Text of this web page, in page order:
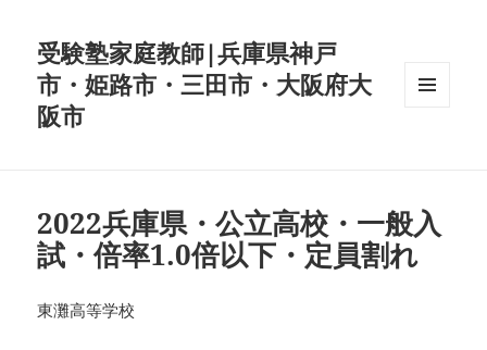
受験塾家庭教師|兵庫県神戸
市・姫路市・三田市・大阪府大
阪市
2022兵庫県・公立高校・一般入
試・倍率1.0倍以下・定員割れ
東灘高等学校